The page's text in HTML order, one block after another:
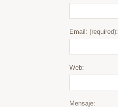
Email: (required):
Web:
Mensaje: